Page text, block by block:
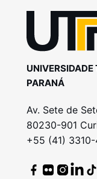
PARANÁ
Av. Sete de
80230-901
+55 (41)